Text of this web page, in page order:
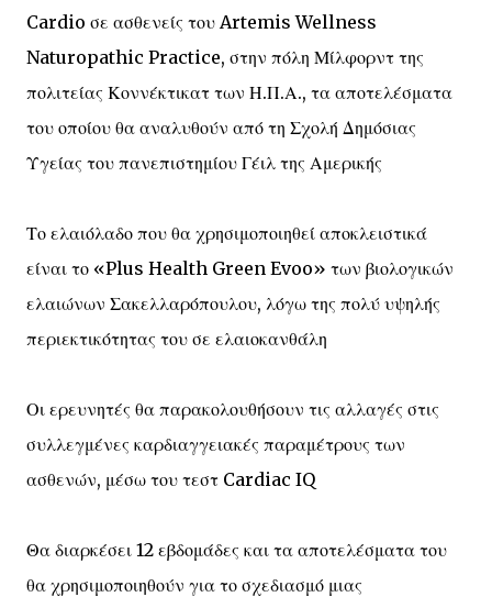
Cardio σε ασθενείς του Artemis Wellness
Naturopathic Practice, στην πόλη Μίλφορντ της
πολιτείας Κοννέκτικατ των Η.Π.Α., τα αποτελέσματα
του οποίου θα αναλυθούν από τη Σχολή Δημόσιας
Υγείας του πανεπιστημίου Γέιλ της Αμερικής
Το ελαιόλαδο που θα χρησιμοποιηθεί αποκλειστικά
είναι το «Plus Health Green Evoo» των βιολογικών
ελαιώνων Σακελλαρόπουλου, λόγω της πολύ υψηλής
περιεκτικότητας του σε ελαιοκανθάλη
Οι ερευνητές θα παρακολουθήσουν τις αλλαγές στις
συλλεγμένες καρδιαγγειακές παραμέτρους των
ασθενών, μέσω του τεστ Cardiac IQ
Θα διαρκέσει 12 εβδομάδες και τα αποτελέσματα του
θα χρησιμοποιηθούν για το σχεδιασμό μιας